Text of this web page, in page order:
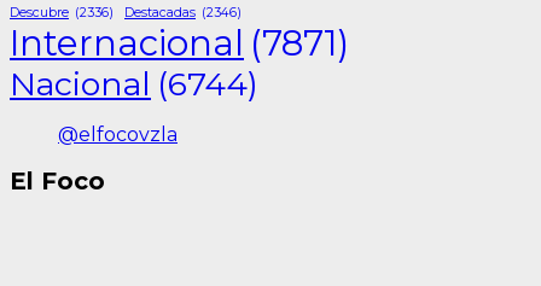
Descubre (2336) Destacadas (2346)
Internacional (7871)
Nacional (6744)
@elfocovzla
El Foco